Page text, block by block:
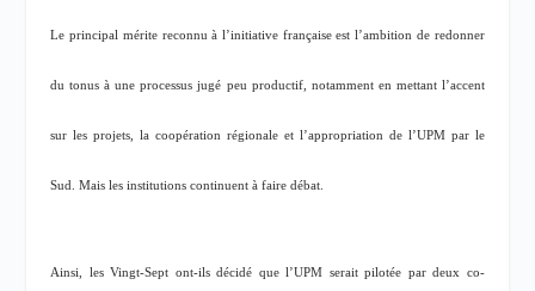
Le principal mérite reconnu à l’initiative française est l’ambition de redonner
du tonus à une processus jugé peu productif, notamment en mettant l’accent
sur les projets, la coopération régionale et l’appropriation de l’UPM par le
Sud. Mais les institutions continuent à faire débat.
Ainsi, les Vingt-Sept ont-ils décidé que l’UPM serait pilotée par deux co-